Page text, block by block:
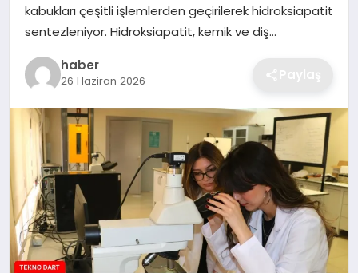
TEKNOLOJI
kabukları çeşitli işlemlerden geçirilerek hidroksiapatit
sentezleniyor. Hidroksiapatit, kemik ve diş…
haber
26 Haziran 2026